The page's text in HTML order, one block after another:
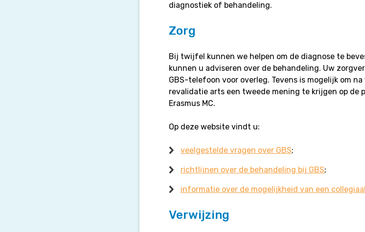
diagnostiek of behandeling.
Zorg
Bij twijfel kunnen we helpen om de diagnose te
kunnen u adviseren over de behandeling. Uw
GBS-telefoon voor overleg. Tevens is mogelijk om
revalidatie arts een tweede mening te krijgen op de
Erasmus MC.
Op deze website vindt u:
veelgestelde vragen over GBS;
richtlijnen over de behandeling bij GBS;
informatie over de mogelijkheid van een
Verwijzing